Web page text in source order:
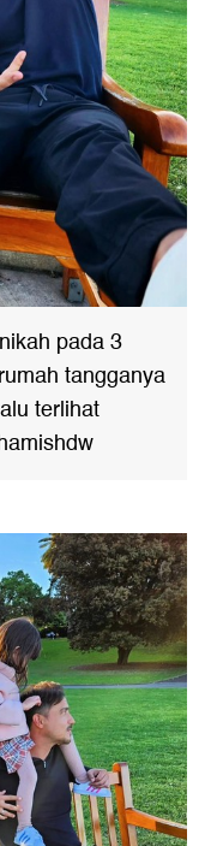
pada 3
tangganya
terlihat